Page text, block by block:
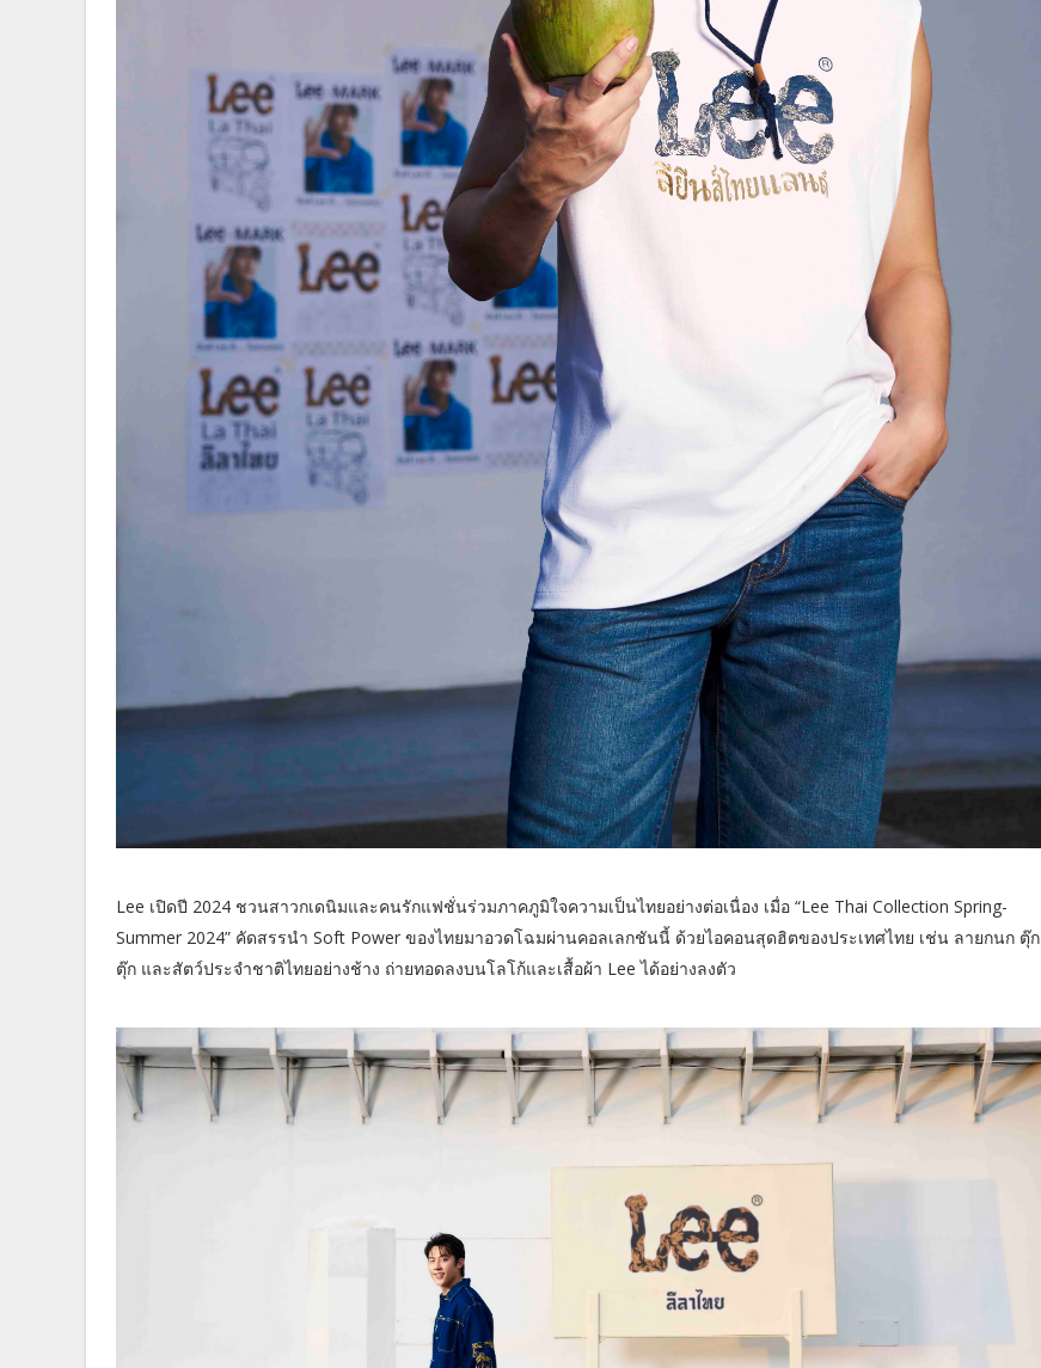
Lee เปิดปี 2024 ชวนสาวกเดนิมและคนรักแฟชั่นร่วมภาคภูมิใจความเป็นไทยอย่างต่อเนื่อง เมื่อ “Lee Thai Collection Spring-
Summer 2024” คัดสรรนำ Soft Power ของไทยมาอวดโฉมผ่านคอลเลกชันนี้ ด้วยไอคอนสุดฮิตของประเทศไทย เช่น ลายกนก ตุ๊ก
ตุ๊ก และสัตว์ประจำชาติไทยอย่างช้าง ถ่ายทอดลงบนโลโก้และเสื้อผ้า Lee ได้อย่างลงตัว